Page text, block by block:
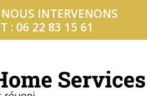
INTERVENONS
: 06 22 83 15 61